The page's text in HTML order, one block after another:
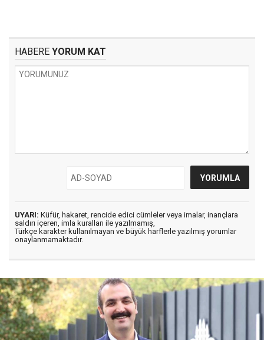
HABERE YORUM KAT
UYARI: Küfür, hakaret, rencide edici cümleler veya imalar, inançlara
saldırı içeren, imla kuralları ile yazılmamış,
Türkçe karakter kullanılmayan ve büyük harflerle yazılmış yorumlar
onaylanmamaktadır.